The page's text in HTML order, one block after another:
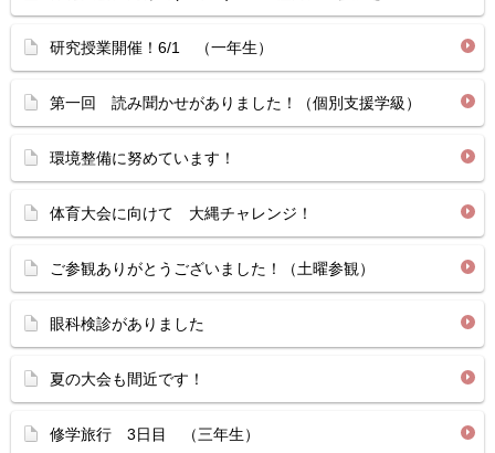
研究授業開催！6/1 （一年生）
第一回 読み聞かせがありました！（個別支援学級）
環境整備に努めています！
体育大会に向けて 大縄チャレンジ！
ご参観ありがとうございました！（土曜参観）
眼科検診がありました
夏の大会も間近です！
修学旅行 3日目 （三年生）